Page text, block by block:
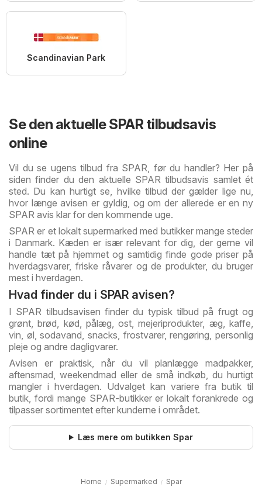
Scandinavian Park
Se den aktuelle SPAR tilbudsavis
online
Vil du se ugens tilbud fra SPAR, før du handler? Her på
siden finder du den aktuelle SPAR tilbudsavis samlet ét
sted. Du kan hurtigt se, hvilke tilbud der gælder lige nu,
hvor længe avisen er gyldig, og om der allerede er en ny
SPAR avis klar for den kommende uge.
SPAR er et lokalt supermarked med butikker mange steder
i Danmark. Kæden er især relevant for dig, der gerne vil
handle tæt på hjemmet og samtidig finde gode priser på
hverdagsvarer, friske råvarer og de produkter, du bruger
mest i hverdagen.
Hvad finder du i SPAR avisen?
I SPAR tilbudsavisen finder du typisk tilbud på frugt og
grønt, brød, kød, pålæg, ost, mejeriprodukter, æg, kaffe,
vin, øl, sodavand, snacks, frostvarer, rengøring, personlig
pleje og andre dagligvarer.
Avisen er praktisk, når du vil planlægge madpakker,
aftensmad, weekendmad eller de små indkøb, du hurtigt
mangler i hverdagen. Udvalget kan variere fra butik til
butik, fordi mange SPAR-butikker er lokalt forankrede og
tilpasser sortimentet efter kunderne i området.
Læs mere om butikken Spar
Home Supermarked Spar